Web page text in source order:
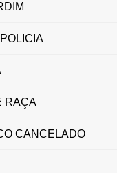
RAÇA
CANCELADO